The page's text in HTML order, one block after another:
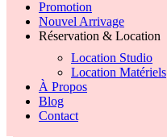
Promotion
Nouvel Arrivage
Réservation & Location
Location Studio
Location Matériels
À Propos
Blog
Contact